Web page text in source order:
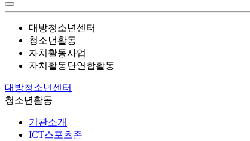
대방청소년센터
청소년활동
자치활동사업
자치활동단연합활동
대방청소년센터
청소년활동
기관소개
ICT스포츠존